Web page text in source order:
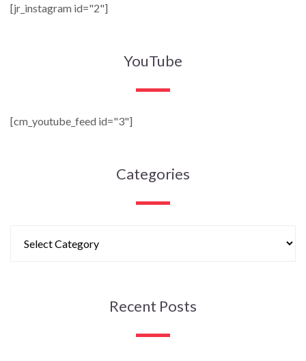
[jr_instagram id="2"]
YouTube
[cm_youtube_feed id="3"]
Categories
Recent Posts